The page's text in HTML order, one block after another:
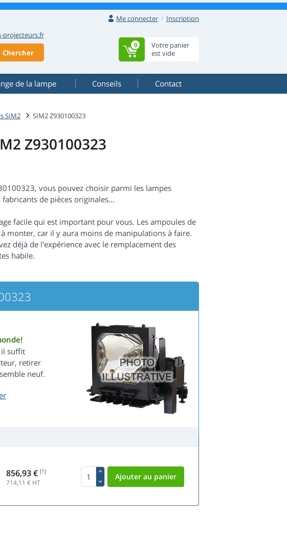
Me connecter
Inscription
projecteurs.fr
Chercher
Votre panier
est vide
0
de la lampe Conseils Contact
SIM2 SIM2 Z930100323
Z930100323
vous pouvez choisir parmi les lampes
de pièces originales...
facile qui est important pour vous. Les ampoules de
monter, car il y aura moins de manipulations à faire.
déjà de l'expérience avec le remplacement des
habile.
il suffit
retirer
neuf.
856,93 € [1]
714,11 € HT